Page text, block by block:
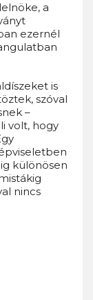
a
ezernél
is
szóval
–
volt, hogy
különösen
nincs